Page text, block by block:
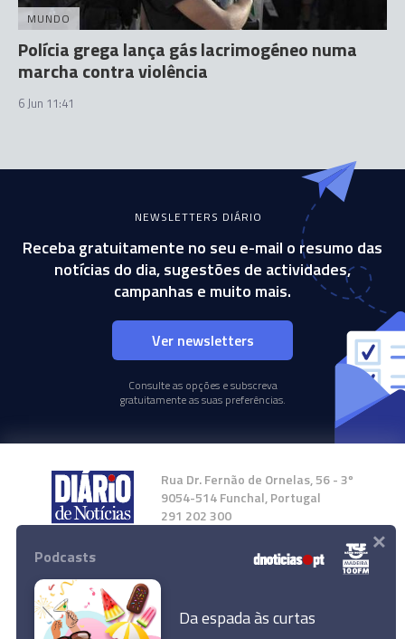
MUNDO
Polícia grega lança gás lacrimogéneo numa
marcha contra violência
6 Jun 11:41
NEWSLETTERS DIÁRIO
Receba gratuitamente no seu e-mail o resumo das
notícias do dia, sugestões de actividades,
campanhas e muito mais.
Ver newsletters
Consulte as opções e subscreva
gratuitamente as suas preferências.
Rua Dr. Fernão de Ornelas, 56 - 3º
9054-514 Funchal, Portugal
291 202 300
Instale a nossa App
Podcasts
Da espada às curtas
×